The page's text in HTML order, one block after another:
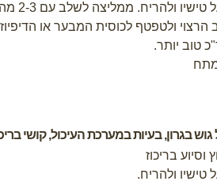
.
טוב יותר.
בעיות במערכת העיכול, קושי
בריכוז
.